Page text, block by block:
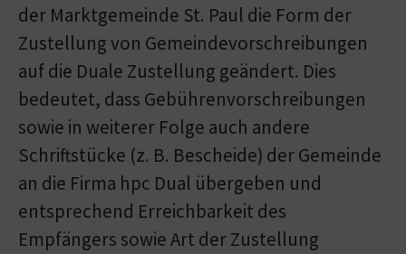
der Marktgemeinde St. Paul die Form der
Zustellung von Gemeindevorschreibungen
auf die Duale Zustellung geändert. Dies
bedeutet, dass Gebührenvorschreibungen
sowie in weiterer Folge auch andere
Schriftstücke (z. B. Bescheide) der Gemeinde
an die Firma hpc Dual übergeben und
entsprechend Erreichbarkeit des
Empfängers sowie Art der Zustellung